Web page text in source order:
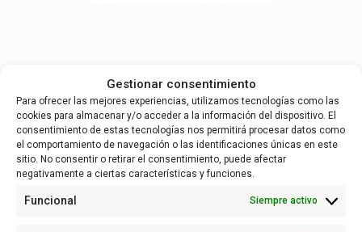
Gestionar consentimiento
Para ofrecer las mejores experiencias, utilizamos tecnologías como las
cookies para almacenar y/o acceder a la información del dispositivo. El
consentimiento de estas tecnologías nos permitirá procesar datos como
el comportamiento de navegación o las identificaciones únicas en este
sitio. No consentir o retirar el consentimiento, puede afectar
negativamente a ciertas características y funciones.
Funcional Siempre activo